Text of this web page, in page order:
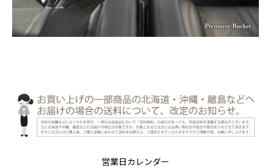
営業日カレンダー